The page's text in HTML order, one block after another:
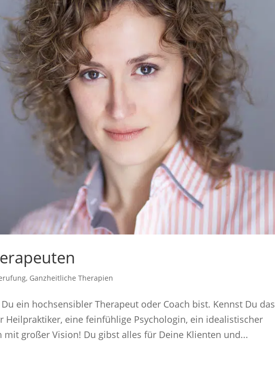
, Ganzheitliche Therapien
ein hochsensibler Therapeut oder Coach bist. Kennst Du das
Heilpraktiker, eine feinfühlige Psychologin, ein idealistischer
mit großer Vision! Du gibst alles für Deine Klienten und...